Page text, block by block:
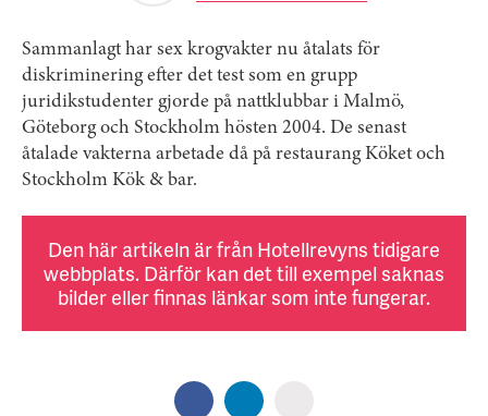
Sammanlagt har sex krogvakter nu åtalats för
diskriminering efter det test som en grupp
juridikstudenter gjorde på nattklubbar i Malmö,
Göteborg och Stockholm hösten 2004. De senast
åtalade vakterna arbetade då på restaurang Köket och
Stockholm Kök & bar.
Den här artikeln är från Hotellrevyns tidigare
webbplats. Därför kan det till exempel saknas
bilder eller finnas länkar som inte fungerar.